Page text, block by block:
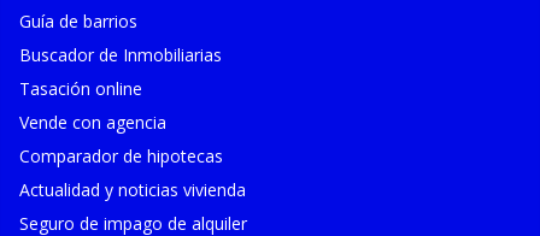
Guía de barrios
Buscador de Inmobiliarias
Tasación online
Vende con agencia
Comparador de hipotecas
Actualidad y noticias vivienda
Seguro de impago de alquiler